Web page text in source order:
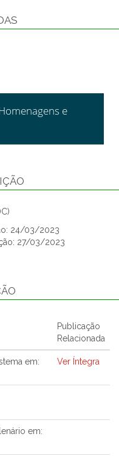
e
24/03/2023
27/03/2023
Publicação
Relacionada
em:
Ver Íntegra
em: